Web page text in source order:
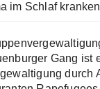
im Schlaf
Gang ist
durch